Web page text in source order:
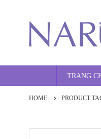
TRANG
HOME PRODUCT